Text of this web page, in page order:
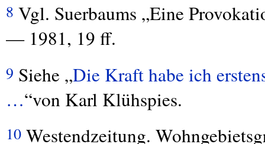
8 Vgl. Suerbaums „Eine
— 1981, 19 ff.
9 Siehe „Die Kraft habe ich
…“von Karl Klühspies.
10 Westendzeitung.